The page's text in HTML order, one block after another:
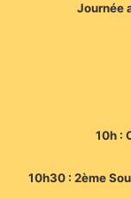
Journée
10h :
10h30 : 2ème